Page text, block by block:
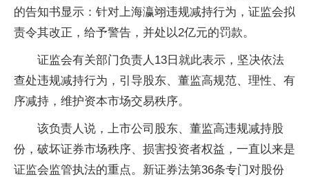
的告知书显示：针对上海瀛翊违规减持行为，证监会拟
责令其改正，给予警告，并处以2亿元的罚款。
证监会有关部门负责人13日就此表示，坚决依法
查处违规减持行为，引导股东、董监高规范、理性、有
序减持，维护资本市场交易秩序。
该负责人说，上市公司股东、董监高违规减持股
份，破坏证券市场秩序、损害投资者权益，一直以来是
证监会监管执法的重点。新证券法第36条专门对股份